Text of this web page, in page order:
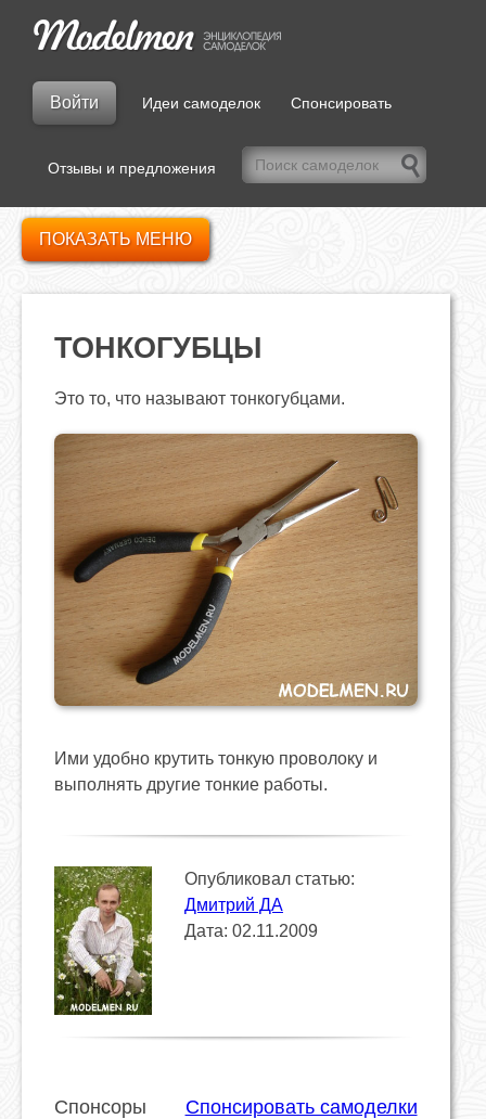
Войти Идеи самоделок Спонсировать
Отзывы и предложения
ТОНКОГУБЦЫ
Это то, что называют тонкогубцами.
Ими удобно крутить тонкую проволоку и
выполнять другие тонкие работы.
Опубликовал статью:
Дмитрий ДА
Дата: 02.11.2009
Спонсировать самоделки
Спонсоры
ПОКАЗАТЬ МЕНЮ